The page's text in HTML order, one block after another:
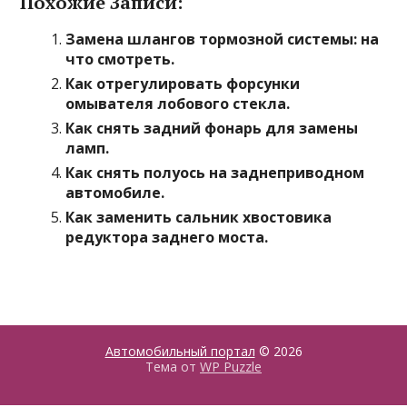
Замена шлангов тормозной системы: на
что смотреть.
Как отрегулировать форсунки
омывателя лобового стекла.
Как снять задний фонарь для замены
ламп.
Как снять полуось на заднеприводном
автомобиле.
Как заменить сальник хвостовика
редуктора заднего моста.
Автомобильный портал © 2026
Тема от WP Puzzle